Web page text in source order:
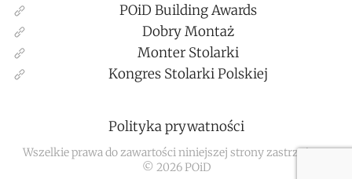
POiD Building Awards
Dobry Montaż
Monter Stolarki
Kongres Stolarki Polskiej
Polityka prywatności
Wszelkie prawa do zawartości niniejszej strony zastrzeżone
© 2026POiD